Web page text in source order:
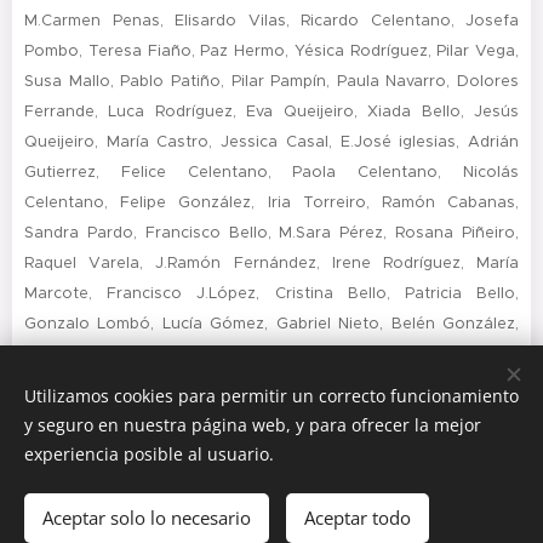
M.Carmen Penas, Elisardo Vilas, Ricardo Celentano, Josefa
Pombo, Teresa Fiaño, Paz Hermo, Yésica Rodríguez, Pilar Vega,
Susa Mallo, Pablo Patiño, Pilar Pampín, Paula Navarro, Dolores
Ferrande, Luca Rodríguez, Eva Queijeiro, Xiada Bello, Jesús
Queijeiro, María Castro, Jessica Casal, E.José iglesias, Adrián
Gutierrez, Felice Celentano, Paola Celentano, Nicolás
Celentano, Felipe González, Iria Torreiro, Ramón Cabanas,
Sandra Pardo, Francisco Bello, M.Sara Pérez, Rosana Piñeiro,
Raquel Varela, J.Ramón Fernández, Irene Rodríguez, María
Marcote, Francisco J.López, Cristina Bello, Patricia Bello,
Gonzalo Lombó, Lucía Gómez, Gabriel Nieto, Belén González,
© EGTM. Aviso legal e politica de privacidade
Creado con Webnode Cookies
Utilizamos cookies para permitir un correcto funcionamiento
y seguro en nuestra página web, y para ofrecer la mejor
experiencia posible al usuario.
Aceptar solo lo necesario Aceptar todo